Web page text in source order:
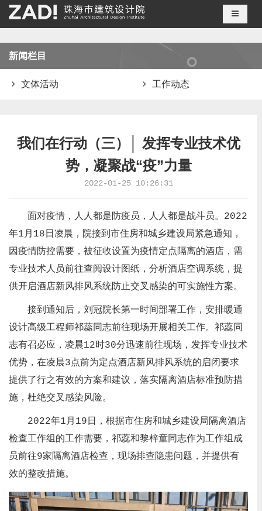
导航切
我们在行动（三）│ 发挥专业技术优
势，凝聚战“疫”力量
2022-01-25 10:26:31
面对疫情，人人都是防疫员，人人都是战斗员。2022
年1月18日凌晨，院接到市住房和城乡建设局紧急通知，
因疫情防控需要，被征收设置为疫情定点隔离的酒店，需
专业技术人员前往查阅设计图纸，分析酒店空调系统，提
供开启酒店新风排风系统防止交叉感染的可实施性方案。
接到通知后，刘冠院长第一时间部署工作，安排暖通
设计高级工程师祁蕊同志前往现场开展相关工作。祁蕊同
志有召必应，凌晨12时30分迅速前往现场，发挥专业技术
优势，在凌晨3点前为定点酒店新风排风系统的启闭要求
提供了行之有效的方案和建议，落实隔离酒店标准预防措
施，杜绝交叉感染风险。
2022年1月19日，根据市住房和城乡建设局隔离酒店
检查工作组的工作需要，祁蕊和黎梓童同志作为工作组成
员前往9家隔离酒店检查，现场排查隐患问题，并提供有
效的整改措施。
新闻栏目
文体活动 工作动态